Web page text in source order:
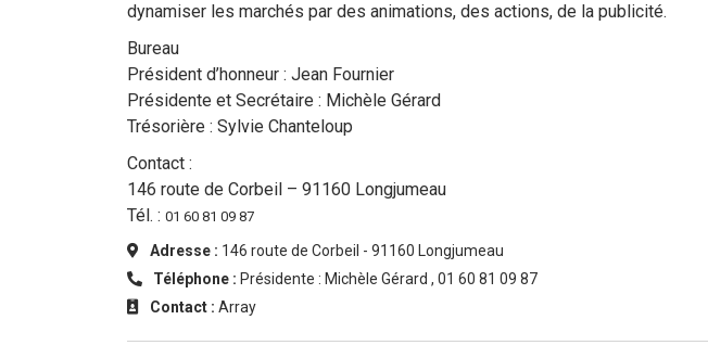
dynamiser les marchés par des animations, des actions, de la publicité.
Bureau
Président d’honneur : Jean Fournier
Présidente et Secrétaire : Michèle Gérard
Trésorière : Sylvie Chanteloup
Contact :
146 route de Corbeil – 91160 Longjumeau
Tél. : 01 60 81 09 87
Adresse : 146 route de Corbeil - 91160 Longjumeau
Téléphone : Présidente : Michèle Gérard , 01 60 81 09 87
Contact : Array